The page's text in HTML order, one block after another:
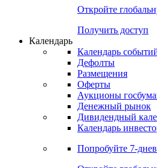
Откройте
Получить доступ
Календарь
Календарь
Дефолты
Размещения
Оферты
Аукционы
Денежный рынок
Дивидендный
Календарь
Попробуйте 7-